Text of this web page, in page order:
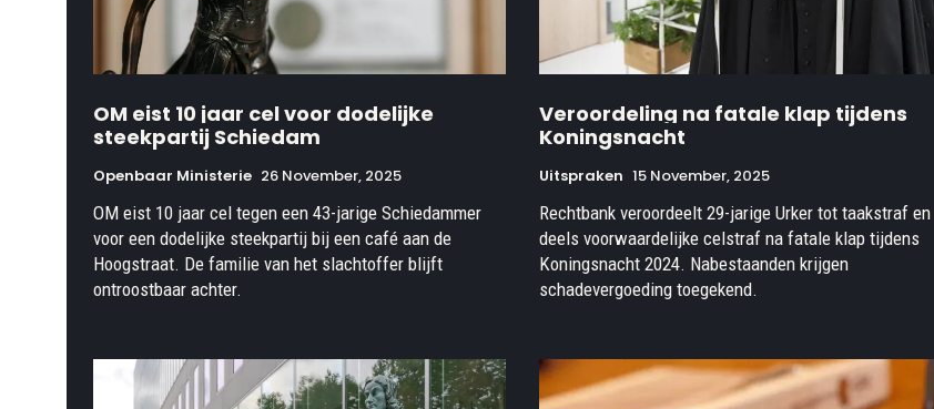
OM eist 10 jaar cel voor dodelijke
steekpartij Schiedam
Openbaar Ministerie 26 November, 2025
OM eist 10 jaar cel tegen een 43-jarige Schiedammer
voor een dodelijke steekpartij bij een café aan de
Hoogstraat. De familie van het slachtoffer blijft
ontroostbaar achter.
Veroordeling na fatale klap tijdens
Koningsnacht
Uitspraken 15 November, 2025
Rechtbank veroordeelt 29-jarige Urker tot taakstraf en
deels voorwaardelijke celstraf na fatale klap tijdens
Koningsnacht 2024. Nabestaanden krijgen
schadevergoeding toegekend.